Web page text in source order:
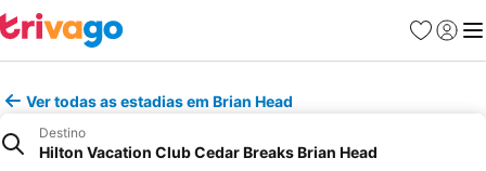
Favoritos
Iniciar
Ver todas as estadias em Brian Head
Destino
Hilton Vacation Club Cedar Breaks Brian Head